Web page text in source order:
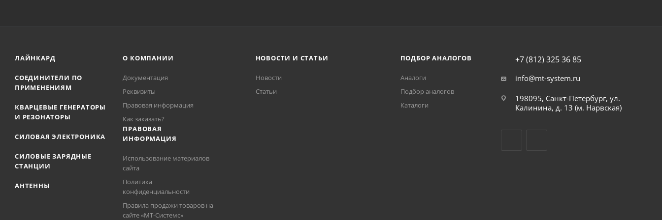
ЛАЙНКАРД
СОЕДИНИТЕЛИ ПО
ПРИМЕНЕНИЯМ
КВАРЦЕВЫЕ ГЕНЕРАТОРЫ
И РЕЗОНАТОРЫ
СИЛОВАЯ ЭЛЕКТРОНИКА
СИЛОВЫЕ ЗАРЯДНЫЕ
СТАНЦИИ
АНТЕННЫ
О КОМПАНИИ
Документация
Реквизиты
Правовая информация
Как заказать?
ПРАВОВАЯ
ИНФОРМАЦИЯ
Использование материалов
сайта
Политика
конфиденциальности
Правила продажи товаров на
сайте «МТ-Системс»
НОВОСТИ И СТАТЬИ
Новости
Статьи
ПОДБОР АНАЛОГОВ
Аналоги
Подбор аналогов
Каталоги
+7 (812) 325 36 85
info@mt-system.ru
198095, Санкт-Петербург, ул.
Калинина, д. 13 (м. Нарвская)